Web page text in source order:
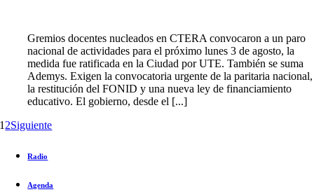
Gremios docentes nucleados en CTERA convocaron a un paro
nacional de actividades para el próximo lunes 3 de agosto, la
medida fue ratificada en la Ciudad por UTE. También se suma
Ademys. Exigen la convocatoria urgente de la paritaria nacional,
la restitución del FONID y una nueva ley de financiamiento
educativo. El gobierno, desde el [...]
1 2Siguiente
Radio
Agenda